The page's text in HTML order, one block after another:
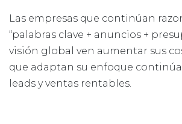
Las empresas que continúan
“palabras clave + anuncios +
visión global ven aumentar sus
que adaptan su enfoque
leads y ventas rentables.